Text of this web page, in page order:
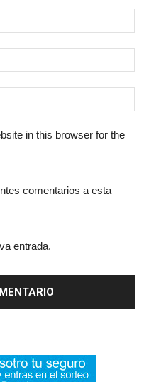
in this browser for the
comentarios a esta
entrada.